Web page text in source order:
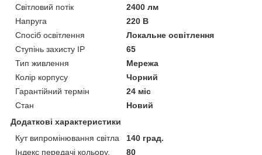
Світловий потік
2400 лм
Напруга
220 В
Спосіб освітлення
Локальне освітлення
Ступінь захисту IP
65
Тип живлення
Мережа
Колір корпусу
Чорний
Гарантійний термін
24 міс
Стан
Новий
Додаткові характеристики
Кут випромінювання світла
140 град.
Індекс передачі кольору,
80